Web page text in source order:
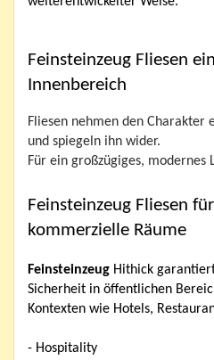
Feinsteinzeug Fliesen
Innenbereich
Fliesen nehmen den Charakter
und spiegeln ihn wider.
Für ein großzügiges, modernes
Feinsteinzeug Fliesen
kommerzielle Räume
Feinsteinzeug Hithick
Sicherheit in öffentlichen
Kontexten wie Hotels,
- Hospitality